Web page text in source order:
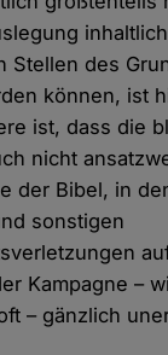
Stellen des
können, ist
ist, dass die
nicht
der Bibel, in
sonstigen
Kampagne –
– gänzlich